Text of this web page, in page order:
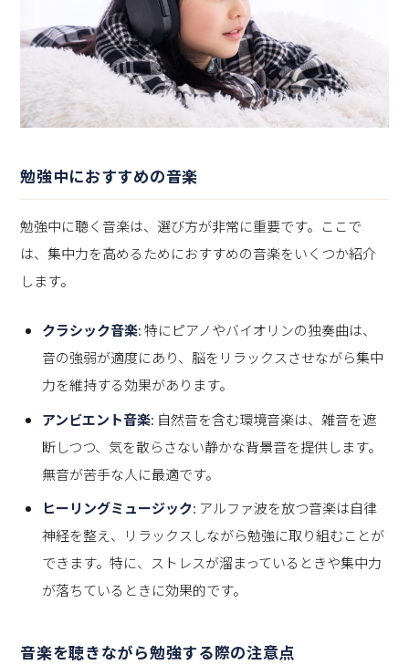
勉強中におすすめの音楽
勉強中に聴く音楽は、選び方が非常に重要です。ここで
は、集中力を高めるためにおすすめの音楽をいくつか紹介
します。
クラシック音楽: 特にピアノやバイオリンの独奏曲は、
音の強弱が適度にあり、脳をリラックスさせながら集中
力を維持する効果があります。
アンビエント音楽: 自然音を含む環境音楽は、雑音を遮
断しつつ、気を散らさない静かな背景音を提供します。
無音が苦手な人に最適です。
ヒーリングミュージック: アルファ波を放つ音楽は自律
神経を整え、リラックスしながら勉強に取り組むことが
できます。特に、ストレスが溜まっているときや集中力
が落ちているときに効果的です。
音楽を聴きながら勉強する際の注意点